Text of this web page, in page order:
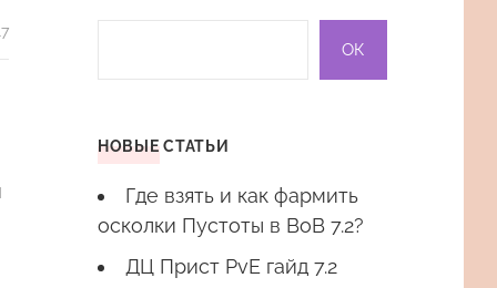
НОВЫЕ СТАТЬИ
Где взять и как фармить
осколки Пустоты в ВоВ 7.2?
ДЦ Прист PvE гайд 7.2